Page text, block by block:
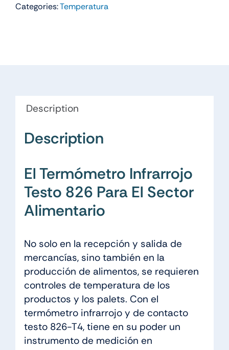
Categories:Temperatura
Description
Description
El Termómetro Infrarrojo
Testo 826 Para El Sector
Alimentario
No solo en la recepción y salida de
mercancías, sino también en la
producción de alimentos, se requieren
controles de temperatura de los
productos y los palets. Con el
termómetro infrarrojo y de contacto
testo 826-T4, tiene en su poder un
instrumento de medición en